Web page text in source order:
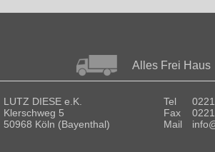
Alles Frei Haus
LUTZ DIESE e.K.
Klerschweg 5
50968 Köln (Bayenthal)
Tel
Fax
Mail